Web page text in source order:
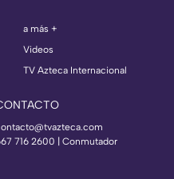
a más +
Videos
TV Azteca Internacional
716 2600 | Conmutador